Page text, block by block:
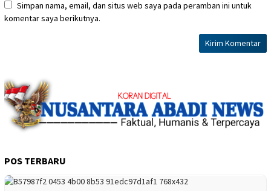
Simpan nama, email, dan situs web saya pada peramban ini untuk
komentar saya berikutnya.
POS TERBARU